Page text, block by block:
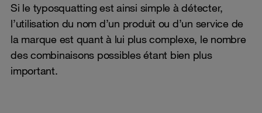
Si le typosquatting est ainsi simple à détecter,
l’utilisation du nom d’un produit ou d’un service de
la marque est quant à lui plus complexe, le nombre
des combinaisons possibles étant bien plus
important.